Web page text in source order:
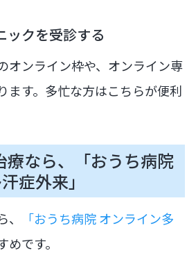
ックを受診する
オンライン枠や、オンライン専
ます。多忙な方はこちらが便利
療なら、「おうち病院
症外来」
「おうち病院 オンライン多
めです。